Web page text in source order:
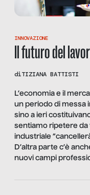
INNOVAZIONE
Il futuro del
diTIZIANA BATTISTI
L’economia e il
un periodo di messa
sino a ieri
sentiamo ripetere da
industriale
D’altra parte c’è
nuovi campi